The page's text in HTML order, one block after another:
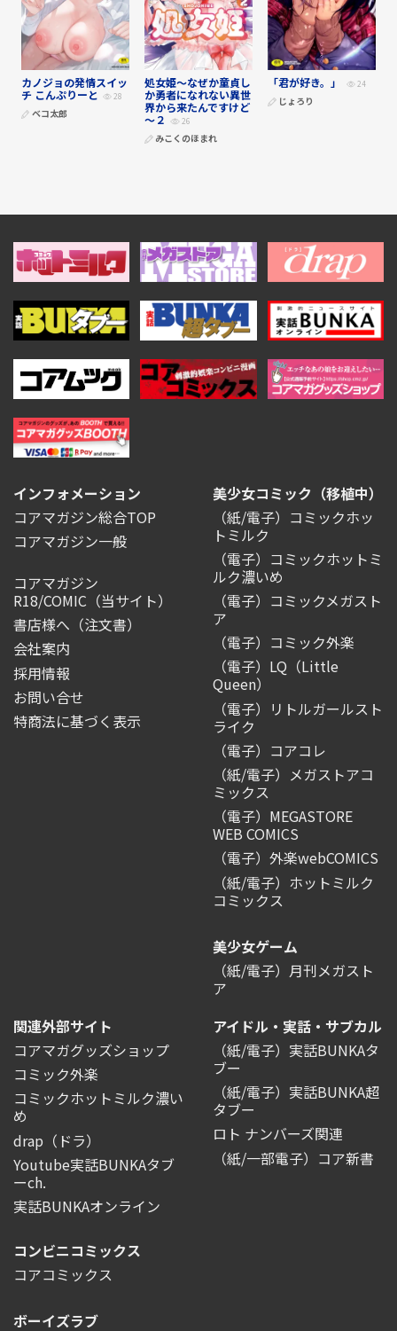
カノジョの発情スイッ
チ こんぷりーと
28
ベコ太郎
処女姫～なぜか童貞し
か勇者になれない異世
界から来たんですけど
～２
26
みこくのほまれ
「君が好き。」 24
じょろり
インフォメーション
コアマガジン総合TOP
コアマガジン一般
コアマガジン
R18/COMIC （当サイト）
書店様へ（注文書）
会社案内
採用情報
お問い合せ
特商法に基づく表示
美少女コミック（移植中）
（紙/電子）コミックホッ
トミルク
（電子）コミックホットミ
ルク濃いめ
（電子）コミックメガスト
ア
（電子）コミック外楽
（電子）LQ（Little
Queen）
（電子）リトルガールスト
ライク
（電子）コアコレ
（紙/電子）メガストアコ
ミックス
（電子）MEGASTORE
WEB COMICS
（電子）外楽webCOMICS
（紙/電子）ホットミルク
コミックス
美少女ゲーム
（紙/電子）月刊メガスト
ア
関連外部サイト
コアマガグッズショップ
コミック外楽
コミックホットミルク濃い
め
drap（ドラ）
Youtube実話BUNKAタブ
ーch.
実話BUNKAオンライン
アイドル・実話・サブカル
（紙/電子）実話BUNKAタ
ブー
（紙/電子）実話BUNKA超
タブー
ロト ナンバーズ関連
（紙/一部電子）コア新書
コンビニコミックス
コアコミックス
ボーイズラブ